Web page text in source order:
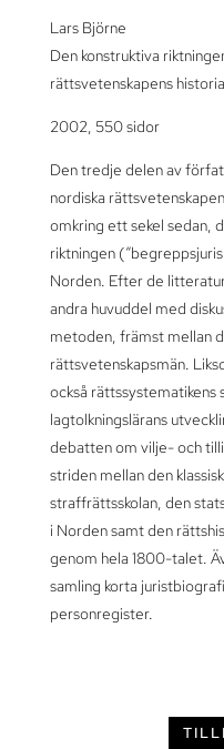
Lars Björne
Den konstruktiva
rättsvetenskapens
2002, 550 sidor
Den tredje delen av
nordiska
omkring ett sekel sedan,
riktningen
Norden. Efter de
andra huvuddel med
metoden, främst mellan
rättsvetenskapsmän.
också rättssystematikens
lagtolkningslärans
debatten om vilje- och
striden mellan den
straffrättsskolan, den
i Norden samt den
genom hela 1800-talet.
samling korta
personregister.